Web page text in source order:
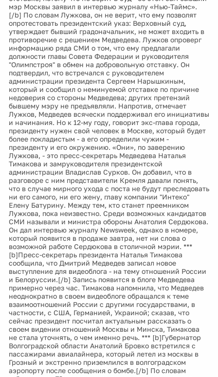
мэр Москвы заявил в интервью журналу «Нью-Таймс».
[/b] По словам Лужкова, он не верит, что ему позволят
опротестовать президентский указ: Верховный суд,
утверждает бывший градоначальник, не может входить в
противоречие с решением Медведева. Лужков опроверг
информацию ряда СМИ о том, что ему предлагали
должности главы Совета Федерации и руководителя
"Олимпстроя" в обмен на добровольную отставку. Он
подтвердил, что встречался с руководителем
администрации президента Сергеем Нарышкиным,
который и сообщил о неминуемой отставке по причине
недоверия со стороны Медведева; других претензий
бывшему мэру не предъявляли. Напротив, отмечает
Лужков, Медведев всячески поддерживал его инициативы
и начинания. Но к 12-му году, говорит экс-глава города,
президенту нужен свой человек в Москве, который будет
более покладистым - а его определили чужим -
президенту и его окружению. «Они», по заверению
Лужкова, - это пресс-секретарь Медведева Наталья
Тимакова и замруководителя президентской
администрации Владислав Сурков. Он добавил, что в
разговоре с ним представители Кремля давали понять,
что в случае мирного ухода с поста не будут преследовать
ни его самого, ни его жену, главу компании "Интеко"
Елену Батурину. Между тем, кто станет преемником
Лужкова, пока неизвестно. Среди возможных кандидатов
СМИ называли и министра обороны Анатолия Сердюкова.
Он дал интервью журналу Newsweek, однако в номере,
который появится в продаже завтра, нет ни слова о
возможной работе Сердюкова в столичной мэрии. ***
[b]Пресс-секретарь президента Наталья Тимакова
сообщила, что Дмитрий Медведев записал новое
выступление для видеоблога - на тему отношений России
и Белоруссии.[/b] Запись появится в блоге Медведева
примерно через час. Тимакова напомнила, что Медведев
неоднократно в своем видеоблоге обращался к теме
взаимоотношений России с другими государствами, в
частности, с США, Германией, Украиной; сказав, что
сейчас президент посчитал актуальным рассказать о
своем видении отношений Москвы и Минска, Тимакова
не стала уточнять, о чем именно речь. *** [b]Губернатор
Волгоградской области Анатолий Бровко встретился с
пассажирами авиалайнера, который летел из москвы в
Грозный и экстренно приземлился в волгоградском
аэропорту после сообщения о бомбе.[/b] По словам